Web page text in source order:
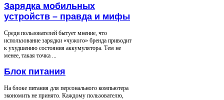
Зарядка мобильных
устройств – правда и мифы
Среди пользователей бытует мнение, что
использование зарядки «чужого» бренда приводит
к ухудшению состояния аккумулятора. Тем не
менее, такая точка ...
Блок питания
На блоке питания для персонального компьютера
экономить не принято. Каждому пользователю,